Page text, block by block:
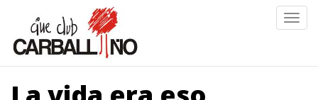
contido
principal